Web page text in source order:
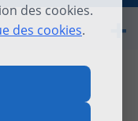
des cookies.
des cookies.